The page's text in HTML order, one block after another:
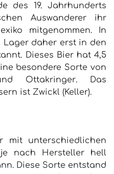
des 19. Jahrhunderts
Auswanderer ihr
mitgenommen. In
Lager daher erst in den
Dieses Bier hat 4,5
besondere Sorte von
Ottakringer. Das
ist Zwickl (Keller).
mit unterschiedlichen
je nach Hersteller hell
Diese Sorte entstand